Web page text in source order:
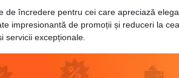
de încredere pentru cei care apreciază
impresionantă de promoții și reduceri la
servicii excepționale.